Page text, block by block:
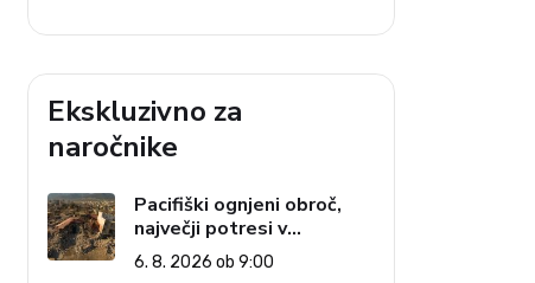
Ekskluzivno za
naročnike
Pacifiški ognjeni obroč,
največji potresi v
zgodovini in cena pozabe
6. 8. 2026 ob 9:00